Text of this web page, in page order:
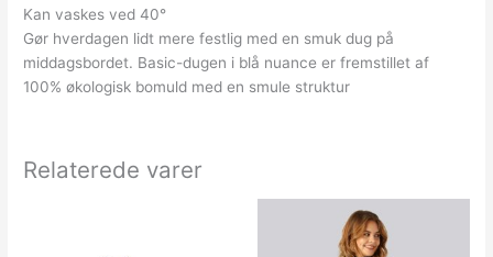
Kan vaskes ved 40°
Gør hverdagen lidt mere festlig med en smuk dug på
middagsbordet. Basic-dugen i blå nuance er fremstillet af
100% økologisk bomuld med en smule struktur
Relaterede varer